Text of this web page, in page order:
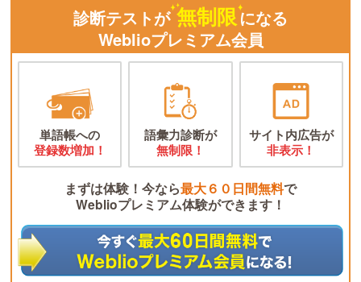
診断テストが 無制限になる
Weblioプレミアム会員
単語帳への
登録数増加！
語彙力診断が
無制限！
サイト内広告が
非表示！
まずは体験！今なら最大６０日間無料で
Weblioプレミアム体験ができます！